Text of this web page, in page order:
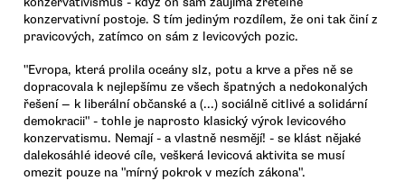
konzervativní postoje. S tím jediným rozdílem, že oni tak činí z
pravicových, zatímco on sám z levicových pozic.
"Evropa, která prolila oceány slz, potu a krve a přes ně se
dopracovala k nejlepšímu ze všech špatných a nedokonalých
řešení — k liberální občanské a (...) sociálně citlivé a solidární
demokracii" - tohle je naprosto klasický výrok levicového
konzervatismu. Nemají - a vlastně nesmějí! - se klást nějaké
dalekosáhlé ideové cíle, veškerá levicová aktivita se musí
omezit pouze na "mírný pokrok v mezích zákona".